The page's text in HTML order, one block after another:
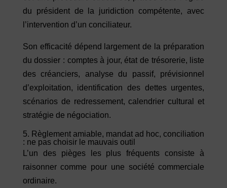
du président de la juridiction compétente, avec
l’intervention d’un conciliateur.
Son efficacité dépend largement de la préparation
du dossier : comptes à jour, état de trésorerie, liste
des créanciers, analyse du passif, prévisionnel
d’exploitation, identification des dettes urgentes,
scénarios de redressement, calendrier cultural et
stratégie de négociation.
5. Règlement amiable, mandat ad hoc, conciliation
: ne pas choisir le mauvais outil
L’un des pièges les plus fréquents consiste à
raisonner comme pour une société commerciale
ordinaire.